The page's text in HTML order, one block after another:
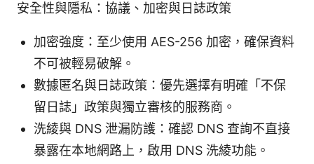
安全性與隱私：協議、加密與日誌政策
加密強度：至少使用 AES-256 加密，確保資料
不可被輕易破解。
數據匿名與日誌政策：優先選擇有明確「不保
留日誌」政策與獨立審核的服務商。
洗綾與 DNS 泄漏防護：確認 DNS 查詢不直接
暴露在本地網路上，啟用 DNS 洗綾功能。